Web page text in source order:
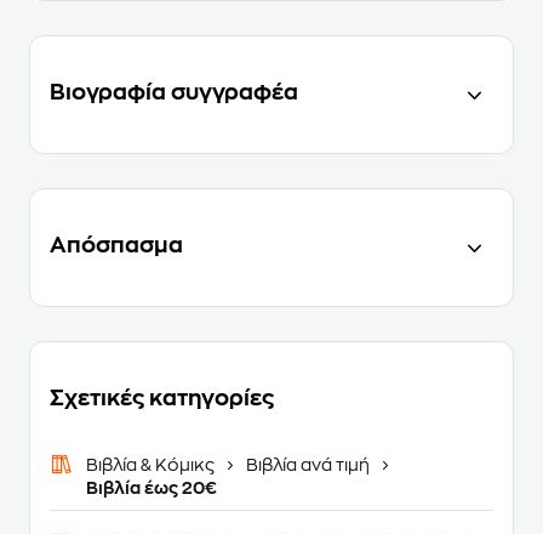
Βιογραφία συγγραφέα
Απόσπασμα
Σχετικές κατηγορίες
Βιβλία & Κόμικς
Βιβλία ανά τιμή
Βιβλία έως 20€